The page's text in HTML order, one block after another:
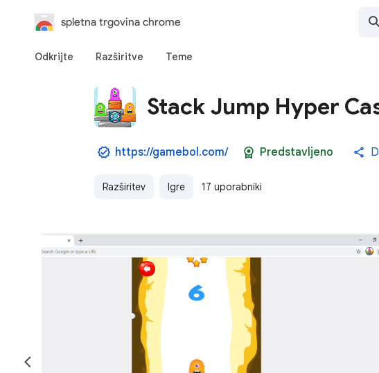
spletna trgovina chrome
Odkrijte Razširitve Teme
Stack Jump Hyper
https://gamebol.com/ Predstavljeno
Razširitev Igre 17 uporabniki